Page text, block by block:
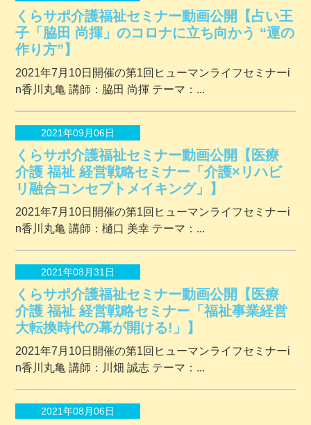
くらサポ介護福祉セミナー動画公開【占い王
子「脇田 尚揮」のコロナに立ち向かう “運の
作り方”】
2021年7月10日開催の第1回ヒューマンライフセミナーi
n香川丸亀 講師：脇田 尚揮 テーマ：...
2021年09月06日
くらサポ介護福祉セミナー動画公開【医療
介護 福祉 経営戦略セミナー「介護×リハビ
リ融合コンセプトメイキング」】
2021年7月10日開催の第1回ヒューマンライフセミナーi
n香川丸亀 講師：樋口 美幸 テーマ：...
2021年08月31日
くらサポ介護福祉セミナー動画公開【医療
介護 福祉 経営戦略セミナー「福祉事業経営
大転換時代の幕が開ける!」】
2021年7月10日開催の第1回ヒューマンライフセミナーi
n香川丸亀 講師：川畑 誠志 テーマ：...
2021年08月06日